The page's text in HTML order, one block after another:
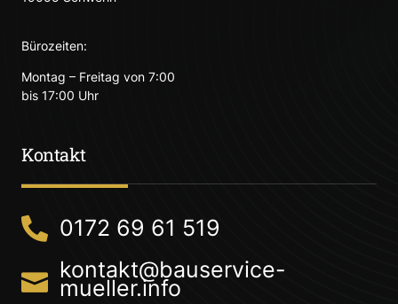
Bürozeiten:
Montag – Freitag von 7:00
bis 17:00 Uhr
Kontakt
0172 69 61 519
kontakt@bauservice-
mueller.info